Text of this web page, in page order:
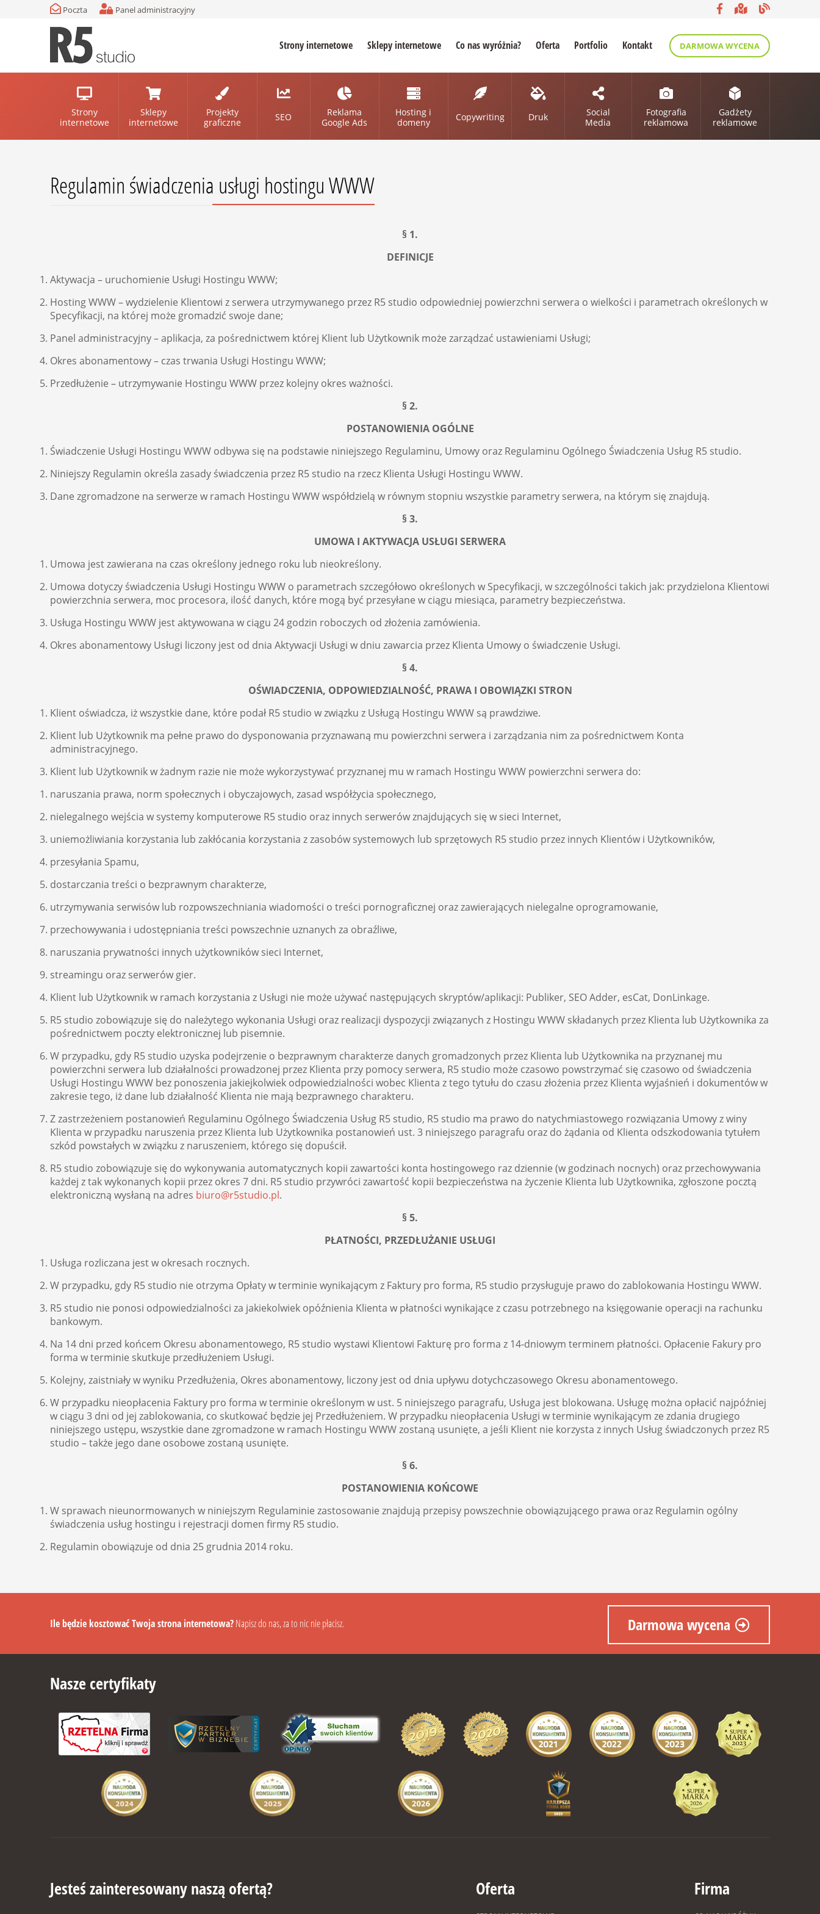
Poczta Panel administracyjny
Strony internetowe Sklepy internetowe Co nas wyróżnia? Oferta Portfolio Kontakt DARMOWA WYCENA
Strony
internetowe
Sklepy
internetowe
Projekty
graficzne
SEO
Reklama
Google Ads
Hosting i
domeny
Copywriting Druk
Social
Media
Fotografia
reklamowa
Gadżety
reklamowe
Regulamin świadczenia usługi hostingu WWW
§ 1.
DEFINICJE
Aktywacja – uruchomienie Usługi Hostingu WWW;
Hosting WWW – wydzielenie Klientowi z serwera utrzymywanego przez R5 studio odpowiedniej powierzchni serwera o wielkości i parametrach określonych w
Specyfikacji, na której może gromadzić swoje dane;
Panel administracyjny – aplikacja, za pośrednictwem której Klient lub Użytkownik może zarządzać ustawieniami Usługi;
Okres abonamentowy – czas trwania Usługi Hostingu WWW;
Przedłużenie – utrzymywanie Hostingu WWW przez kolejny okres ważności.
§ 2.
POSTANOWIENIA OGÓLNE
Świadczenie Usługi Hostingu WWW odbywa się na podstawie niniejszego Regulaminu, Umowy oraz Regulaminu Ogólnego Świadczenia Usług R5 studio.
Niniejszy Regulamin określa zasady świadczenia przez R5 studio na rzecz Klienta Usługi Hostingu WWW.
Dane zgromadzone na serwerze w ramach Hostingu WWW współdzielą w równym stopniu wszystkie parametry serwera, na którym się znajdują.
§ 3.
UMOWA I AKTYWACJA USŁUGI SERWERA
Umowa jest zawierana na czas określony jednego roku lub nieokreślony.
Umowa dotyczy świadczenia Usługi Hostingu WWW o parametrach szczegółowo określonych w Specyfikacji, w szczególności takich jak: przydzielona Klientowi
powierzchnia serwera, moc procesora, ilość danych, które mogą być przesyłane w ciągu miesiąca, parametry bezpieczeństwa.
Usługa Hostingu WWW jest aktywowana w ciągu 24 godzin roboczych od złożenia zamówienia.
Okres abonamentowy Usługi liczony jest od dnia Aktywacji Usługi w dniu zawarcia przez Klienta Umowy o świadczenie Usługi.
§ 4.
OŚWIADCZENIA, ODPOWIEDZIALNOŚĆ, PRAWA I OBOWIĄZKI STRON
Klient oświadcza, iż wszystkie dane, które podał R5 studio w związku z Usługą Hostingu WWW są prawdziwe.
Klient lub Użytkownik ma pełne prawo do dysponowania przyznawaną mu powierzchni serwera i zarządzania nim za pośrednictwem Konta
administracyjnego.
Klient lub Użytkownik w żadnym razie nie może wykorzystywać przyznanej mu w ramach Hostingu WWW powierzchni serwera do:
naruszania prawa, norm społecznych i obyczajowych, zasad współżycia społecznego,
nielegalnego wejścia w systemy komputerowe R5 studio oraz innych serwerów znajdujących się w sieci Internet,
uniemożliwiania korzystania lub zakłócania korzystania z zasobów systemowych lub sprzętowych R5 studio przez innych Klientów i Użytkowników,
przesyłania Spamu,
dostarczania treści o bezprawnym charakterze,
utrzymywania serwisów lub rozpowszechniania wiadomości o treści pornograficznej oraz zawierających nielegalne oprogramowanie,
przechowywania i udostępniania treści powszechnie uznanych za obraźliwe,
naruszania prywatności innych użytkowników sieci Internet,
streamingu oraz serwerów gier.
Klient lub Użytkownik w ramach korzystania z Usługi nie może używać następujących skryptów/aplikacji: Publiker, SEO Adder, esCat, DonLinkage.
R5 studio zobowiązuje się do należytego wykonania Usługi oraz realizacji dyspozycji związanych z Hostingu WWW składanych przez Klienta lub Użytkownika za
pośrednictwem poczty elektronicznej lub pisemnie.
W przypadku, gdy R5 studio uzyska podejrzenie o bezprawnym charakterze danych gromadzonych przez Klienta lub Użytkownika na przyznanej mu
powierzchni serwera lub działalności prowadzonej przez Klienta przy pomocy serwera, R5 studio może czasowo powstrzymać się czasowo od świadczenia
Usługi Hostingu WWW bez ponoszenia jakiejkolwiek odpowiedzialności wobec Klienta z tego tytułu do czasu złożenia przez Klienta wyjaśnień i dokumentów w
zakresie tego, iż dane lub działalność Klienta nie mają bezprawnego charakteru.
Z zastrzeżeniem postanowień Regulaminu Ogólnego Świadczenia Usług R5 studio, R5 studio ma prawo do natychmiastowego rozwiązania Umowy z winy
Klienta w przypadku naruszenia przez Klienta lub Użytkownika postanowień ust. 3 niniejszego paragrafu oraz do żądania od Klienta odszkodowania tytułem
szkód powstałych w związku z naruszeniem, którego się dopuścił.
R5 studio zobowiązuje się do wykonywania automatycznych kopii zawartości konta hostingowego raz dziennie (w godzinach nocnych) oraz przechowywania
każdej z tak wykonanych kopii przez okres 7 dni. R5 studio przywróci zawartość kopii bezpieczeństwa na życzenie Klienta lub Użytkownika, zgłoszone pocztą
elektroniczną wysłaną na adres biuro@r5studio.pl.
§ 5.
PŁATNOŚCI, PRZEDŁUŻANIE USŁUGI
Usługa rozliczana jest w okresach rocznych.
W przypadku, gdy R5 studio nie otrzyma Opłaty w terminie wynikającym z Faktury pro forma, R5 studio przysługuje prawo do zablokowania Hostingu WWW.
R5 studio nie ponosi odpowiedzialności za jakiekolwiek opóźnienia Klienta w płatności wynikające z czasu potrzebnego na księgowanie operacji na rachunku
bankowym.
Na 14 dni przed końcem Okresu abonamentowego, R5 studio wystawi Klientowi Fakturę pro forma z 14-dniowym terminem płatności. Opłacenie Fakury pro
forma w terminie skutkuje przedłużeniem Usługi.
Kolejny, zaistniały w wyniku Przedłużenia, Okres abonamentowy, liczony jest od dnia upływu dotychczasowego Okresu abonamentowego.
W przypadku nieopłacenia Faktury pro forma w terminie określonym w ust. 5 niniejszego paragrafu, Usługa jest blokowana. Usługę można opłacić najpóźniej
w ciągu 3 dni od jej zablokowania, co skutkować będzie jej Przedłużeniem. W przypadku nieopłacenia Usługi w terminie wynikającym ze zdania drugiego
niniejszego ustępu, wszystkie dane zgromadzone w ramach Hostingu WWW zostaną usunięte, a jeśli Klient nie korzysta z innych Usług świadczonych przez R5
studio – także jego dane osobowe zostaną usunięte.
§ 6.
POSTANOWIENIA KOŃCOWE
W sprawach nieunormowanych w niniejszym Regulaminie zastosowanie znajdują przepisy powszechnie obowiązującego prawa oraz Regulamin ogólny
świadczenia usług hostingu i rejestracji domen firmy R5 studio.
Regulamin obowiązuje od dnia 25 grudnia 2014 roku.
Ile będzie kosztować Twoja strona internetowa?Napisz do nas, za to nic nie płacisz. Darmowa wycena
Nasze certyfikaty
Jesteś zainteresowany naszą ofertą? Oferta Firma